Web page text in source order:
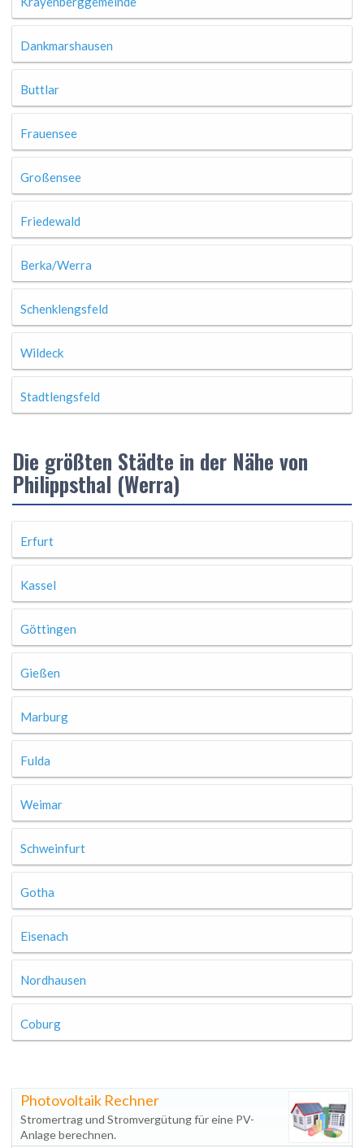
Dankmarshausen
Buttlar
Frauensee
Großensee
Friedewald
Berka/Werra
Schenklengsfeld
Wildeck
Stadtlengsfeld
Die größten Städte in der Nähe von
Philippsthal (Werra)
Erfurt
Kassel
Göttingen
Gießen
Marburg
Fulda
Weimar
Schweinfurt
Gotha
Eisenach
Nordhausen
Coburg
Photovoltaik Rechner
Stromertrag und Stromvergütung für eine PV-
Anlage berechnen.